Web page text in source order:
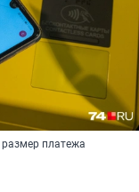
платежа